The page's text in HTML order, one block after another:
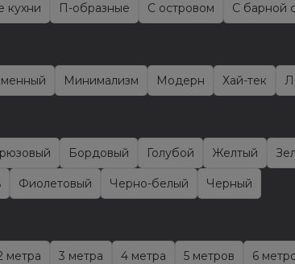
кухни П-образные С островом С барной
Минимализм Модерн Хай-тек
Бордовый Голубой Желтый
Фиолетовый Черно-белый Черный
метра 3 метра 4 метра 5 метров 6